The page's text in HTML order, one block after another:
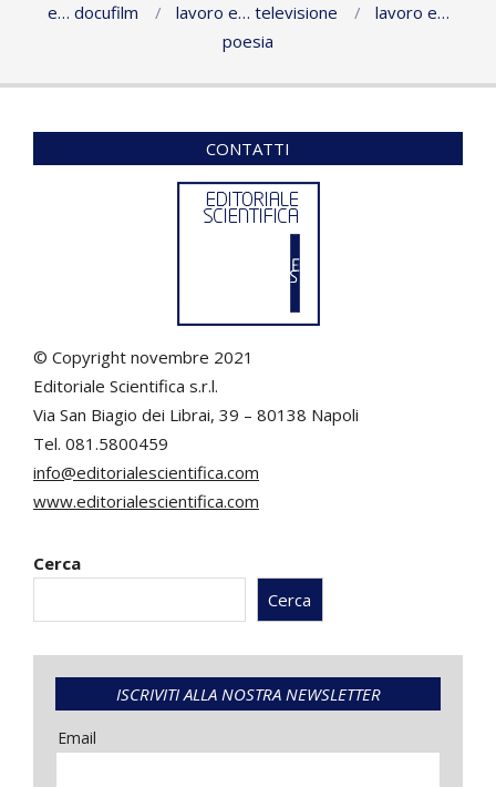
e… docufilm
lavoro e… televisione
lavoro e…
poesia
CONTATTI
© Copyright novembre 2021
Editoriale Scientifica s.r.l.
Via San Biagio dei Librai, 39 – 80138 Napoli
Tel. 081.5800459
info@editorialescientifica.com
www.editorialescientifica.com
Cerca
Cerca
ISCRIVITI ALLA NOSTRA NEWSLETTER
Email